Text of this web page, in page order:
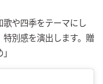
歌や四季をテーマにし
別感を演出します。贈